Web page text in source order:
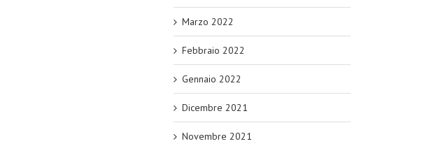
Marzo 2022
Febbraio 2022
Gennaio 2022
Dicembre 2021
Novembre 2021